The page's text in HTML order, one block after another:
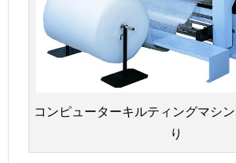
コンピューターキルティングマシ
り